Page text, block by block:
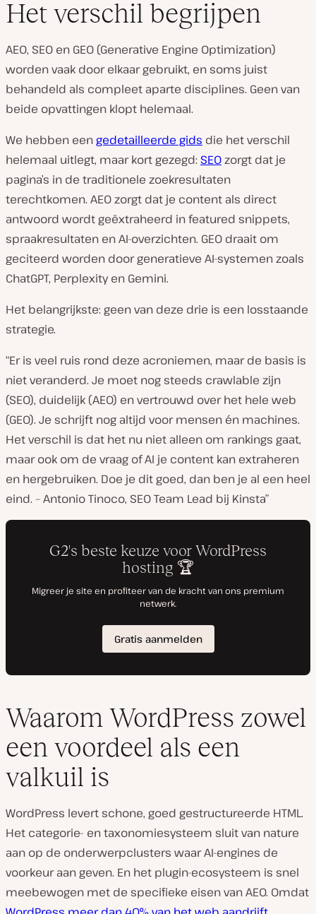
Het verschil begrijpen
AEO, SEO en GEO (Generative Engine Optimization)
worden vaak door elkaar gebruikt, en soms juist
behandeld als compleet aparte disciplines. Geen van
beide opvattingen klopt helemaal.
We hebben eengedetailleerde gids die het verschil
helemaal uitlegt, maar kort gezegd: SEOzorgt dat je
pagina’s in de traditionele zoekresultaten
terechtkomen. AEO zorgt dat je content als direct
antwoord wordt geëxtraheerd in featured snippets,
spraakresultaten en AI-overzichten. GEO draait om
geciteerd worden door generatieve AI-systemen zoals
ChatGPT, Perplexity en Gemini.
Het belangrijkste: geen van deze drie is een losstaande
strategie.
“Er is veel ruis rond deze acroniemen, maar de basis is
niet veranderd. Je moet nog steeds crawlable zijn
(SEO), duidelijk (AEO) en vertrouwd over het hele web
(GEO). Je schrijft nog altijd voor mensen én machines.
Het verschil is dat het nu niet alleen om rankings gaat,
maar ook om de vraag of AI je content kan extraheren
en hergebruiken. Doe je dit goed, dan ben je al een heel
eind. – Antonio Tinoco, SEO Team Lead bij Kinsta”
Waarom WordPress zowel
een voordeel als een
valkuil is
WordPress levert schone, goed gestructureerde HTML.
Het categorie- en taxonomiesysteem sluit van nature
aan op de onderwerpclusters waar AI-engines de
voorkeur aan geven. En het plugin-ecosysteem is snel
meebewogen met de specifieke eisen van AEO. Omdat